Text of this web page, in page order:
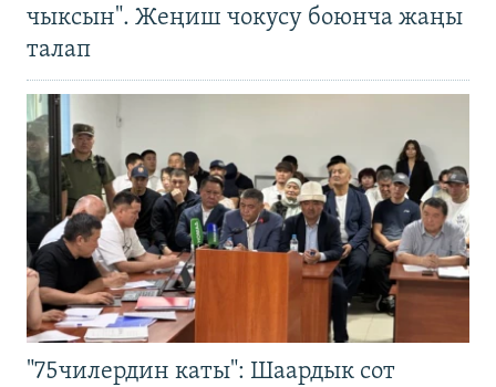
чыксын". Жеңиш чокусу боюнча жаңы
талап
"75чилердин каты": Шаардык сот